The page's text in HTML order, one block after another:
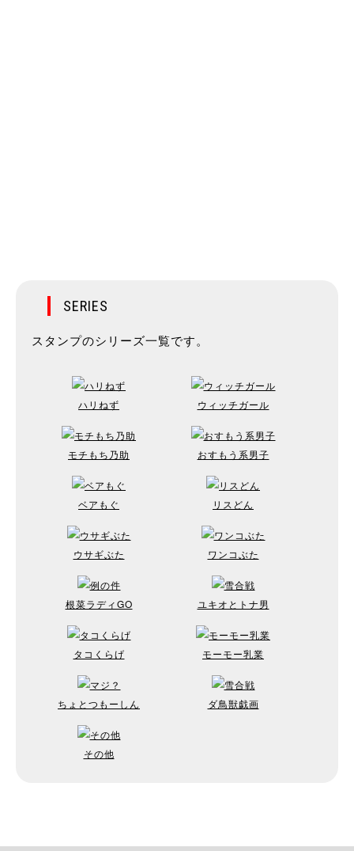
SERIES
スタンプのシリーズ一覧です。
ハリねず ウィッチガール
モチもち乃助 おすもう系男子
ベアもぐ リスどん
ウサギぶた ワンコぶた
根菜ラディGO ユキオとトナ男
タコくらげ モーモー乳業
ちょとつもーしん ダ鳥獣戯画
その他